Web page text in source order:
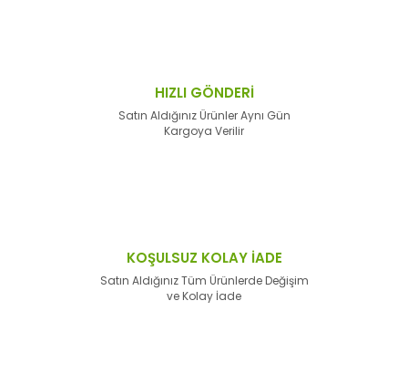
HIZLI GÖNDERİ
Satın Aldığınız Ürünler Aynı Gün
Kargoya Verilir
KOŞULSUZ KOLAY İADE
Satın Aldığınız Tüm Ürünlerde Değişim
ve Kolay İade